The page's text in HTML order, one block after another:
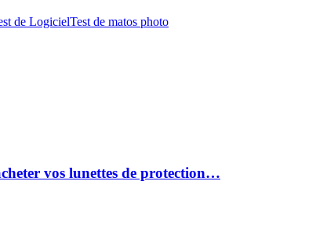
de LogicielTest de matos photo
vos lunettes de protection…